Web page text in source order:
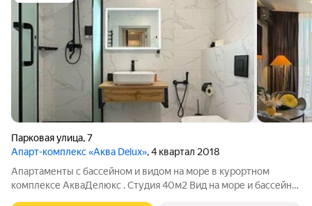
Парковая улица,7
Апарт-комплекс «Аква Delux», 4 квартал 2018
Апартаменты с бассейном и видом на море в курортном
комплексе АкваДелюкс . Студия 40м2 Вид на море и бассейн